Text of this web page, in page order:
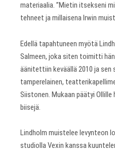
materiaalia. ”Mietin itsekseni
tehneet ja millaisena Irwin
Edellä tapahtuneen myötä
Salmeen, joka siten toimitti
äänitettiin keväällä 2010 ja
tamperelainen,
Siistonen. Mukaan päätyi
biisejä.
Lindholm muistelee levynteon
studiolla Vexin kanssa